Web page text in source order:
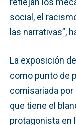
social, el
las narrativas”,
La exposición
como punto de
comisariada por
que tiene el
protagonista en